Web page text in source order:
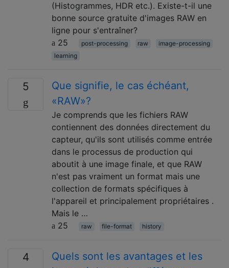
(Histogrammes, HDR etc.). Existe-t-il une
bonne source gratuite d'images RAW en
ligne pour s'entraîner?
25
post-processing raw
image-processing
learning
5
Que signifie, le cas échéant,
«RAW»?
Je comprends que les fichiers RAW
contiennent des données directement du
capteur, qu'ils sont utilisés comme entrée
dans le processus de production qui
aboutit à une image finale, et que RAW
n'est pas vraiment un format mais une
collection de formats spécifiques à
l'appareil et principalement propriétaires .
Mais le …
25
raw file-format history
4
Quels sont les avantages et les